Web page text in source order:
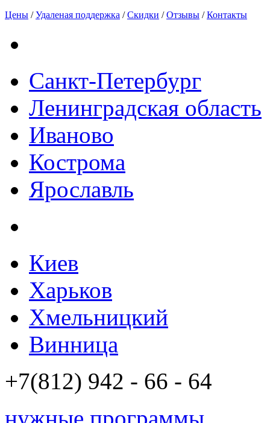
Цены /Удаленая поддержка /Скидки /Отзывы /Контакты
Санкт-Петербург
Ленинградская область
Иваново
Кострома
Ярославль
Киев
Харьков
Хмельницкий
Винница
+7(812) 942 - 66 - 64